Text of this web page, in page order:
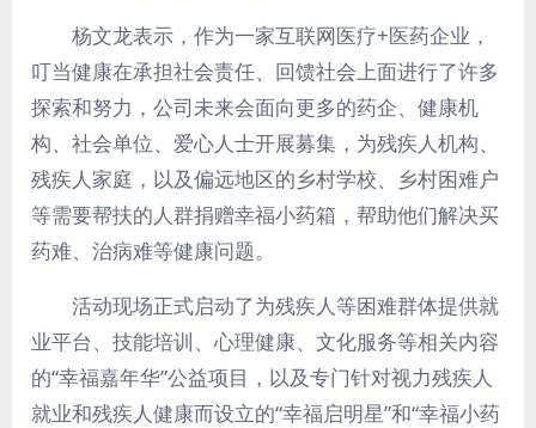
杨文龙表示，作为一家互联网医疗+医药企业，
叮当健康在承担社会责任、回馈社会上面进行了许多
探索和努力，公司未来会面向更多的药企、健康机
构、社会单位、爱心人士开展募集，为残疾人机构、
残疾人家庭，以及偏远地区的乡村学校、乡村困难户
等需要帮扶的人群捐赠幸福小药箱，帮助他们解决买
药难、治病难等健康问题。
活动现场正式启动了为残疾人等困难群体提供就
业平台、技能培训、心理健康、文化服务等相关内容
的“幸福嘉年华”公益项目，以及专门针对视力残疾人
就业和残疾人健康而设立的“幸福启明星”和“幸福小药